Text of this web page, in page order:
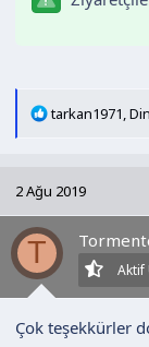
n
h
T
i
l
e
r
tarkan1971
2 Ağu 2019
T Aktif
Çok teşekkürler